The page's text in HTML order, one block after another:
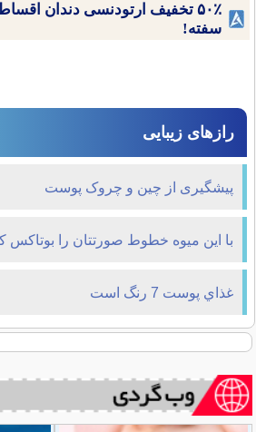
۵۰٪ تخفیف ارتودنسی دندان
سفته!
رازهای زیبایی
پیشگیری از چین و چروک پوست
با این میوه خطوط صورتتان را بوتاکس
غذاي پوست 7‌ رنگ است